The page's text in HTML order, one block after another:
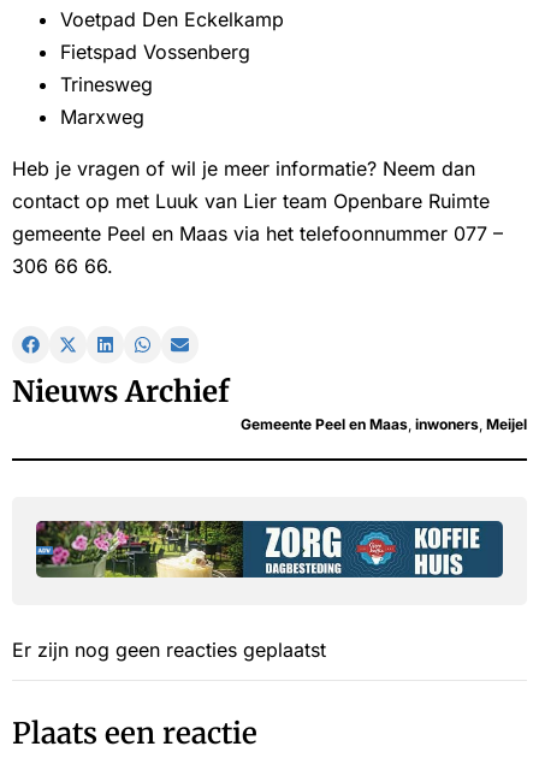
Voetpad Den Eckelkamp
Fietspad Vossenberg
Trinesweg
Marxweg
Heb je vragen of wil je meer informatie? Neem dan
contact op met Luuk van Lier team Openbare Ruimte
gemeente Peel en Maas via het telefoonnummer 077 –
306 66 66.
Nieuws Archief
Gemeente Peel en Maas inwoners Meijel
Er zijn nog geen reacties geplaatst
Plaats een reactie